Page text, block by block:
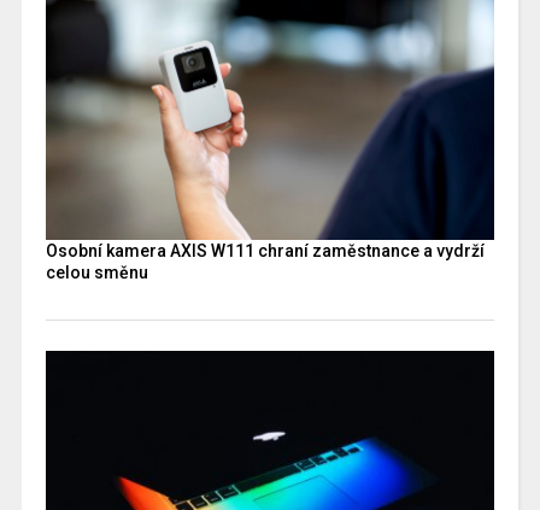
Osobní kamera AXIS W111 chraní zaměstnance a vydrží
celou směnu